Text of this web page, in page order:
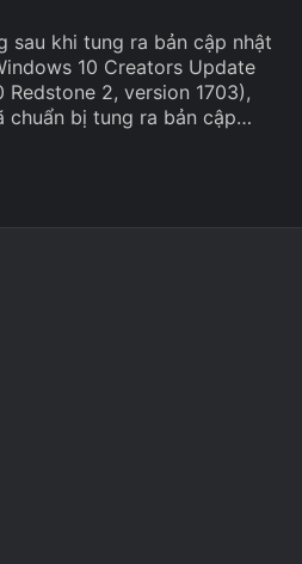
sau khi tung ra bản cập nhật
10 Creators Update
Redstone 2, version 1703),
chuẩn bị tung ra bản cập…